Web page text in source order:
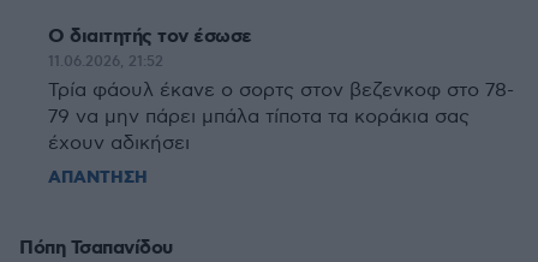
Ο διαιτητής τον έσωσε
11.06.2026, 21:52
Τρία φάουλ έκανε ο σορτς στον βεζενκοφ στο 78-
79 να μην πάρει μπάλα τίποτα τα κοράκια σας
έχουν αδικήσει
ΑΠΑΝΤΗΣΗ
Πόπη Τσαπανίδου